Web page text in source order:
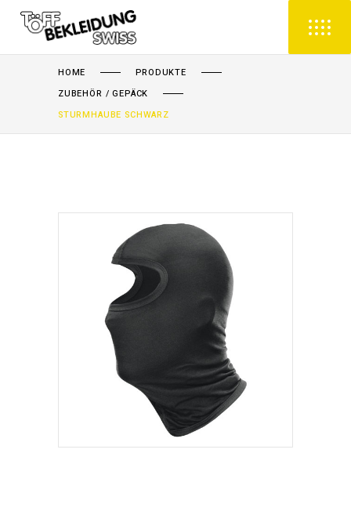
HOME
PRODUKTE
ZUBEHÖR / GEPÄCK
STURMHAUBE SCHWARZ